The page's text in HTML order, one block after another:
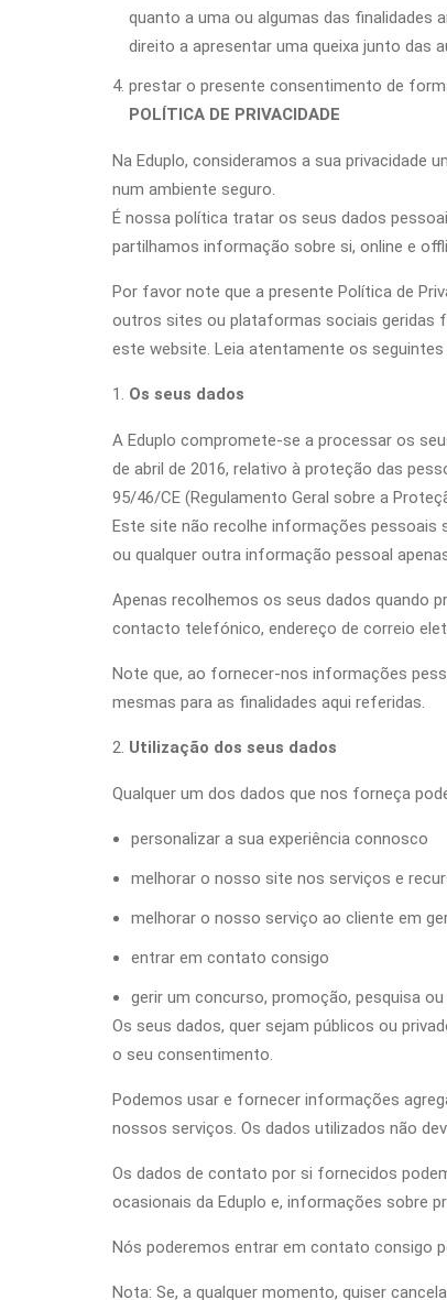
quanto a uma ou algumas das finalidades
direito a apresentar uma queixa junto das
prestar o presente consentimento de
POLÍTICA DE PRIVACIDADE
Na Eduplo, consideramos a sua privacidade
num ambiente seguro.
É nossa política tratar os seus dados
partilhamos informação sobre si, online e
Por favor note que a presente Política de
outros sites ou plataformas sociais geridas
este website. Leia atentamente os
Os seus dados
A Eduplo compromete-se a processar os
de abril de 2016, relativo à proteção das
95/46/CE (Regulamento Geral sobre a
Este site não recolhe informações pessoais
ou qualquer outra informação pessoal
Apenas recolhemos os seus dados quando
contacto telefónico, endereço de correio
Note que, ao fornecer-nos informações
mesmas para as finalidades aqui referidas.
Utilização dos seus dados
Qualquer um dos dados que nos forneça
personalizar a sua experiência connosco
melhorar o nosso site nos serviços e
melhorar o nosso serviço ao cliente em
entrar em contato consigo
gerir um concurso, promoção, pesquisa
Os seus dados, quer sejam públicos ou
o seu consentimento.
Podemos usar e fornecer informações
nossos serviços. Os dados utilizados não
Os dados de contato por si fornecidos
ocasionais da Eduplo e, informações sobre
Nós poderemos entrar em contato consigo
Nota: Se, a qualquer momento, quiser